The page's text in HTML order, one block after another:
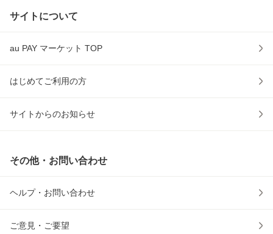
サイトについて
au PAY マーケット TOP
はじめてご利用の方
サイトからのお知らせ
その他・お問い合わせ
ヘルプ・お問い合わせ
ご意見・ご要望